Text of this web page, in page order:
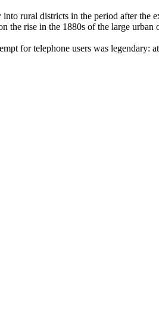
rural districts in the period after the
the rise in the 1880s of the large urban
for telephone users was legendary: